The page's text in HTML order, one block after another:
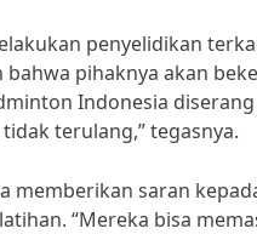
penyelidikan
pihaknya akan
Indonesia
terulang,” tegasnya.
memberikan saran
“Mereka bisa